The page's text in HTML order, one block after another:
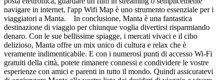
navigare in internet, l'app Wifi Map è uno strumento essenziale per i
viaggiatori a Manta. In conclusione, Manta è una fantastica
destinazione di viaggio per chiunque voglia divertirsi risparmiando
denaro. Con le sue bellissime spiagge, i mercati vivaci e il cibo
delizioso, Manta offre un mix unico di cultura e relax che è
veramente indimenticabile. E con i numerosi punti di accesso Wi-Fi
gratuiti della città, potete rimanere connessi e condividere le vostre
esperienze con amici e parenti in tutto il mondo. Quindi assicuratevi